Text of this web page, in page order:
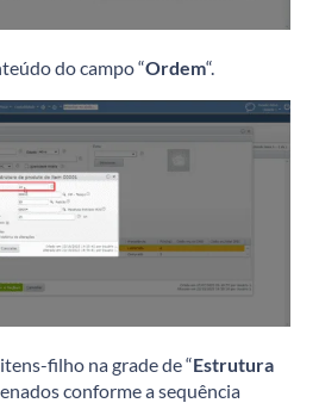
do campo “Ordem“.
filho na grade de “Estrutura
conforme a sequência